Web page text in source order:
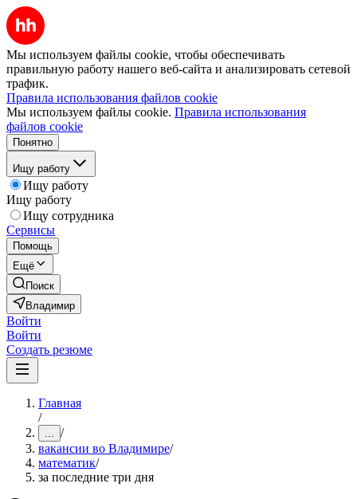
Мы используем файлы cookie, чтобы обеспечивать
правильную работу нашего веб-сайта и анализировать сетевой
трафик.
Правила использования файлов cookie
Мы используем файлы cookie. Правила использования
файлов cookie
Понятно
Ищу работу
Ищу работу
Ищу работу
Ищу сотрудника
Сервисы
Помощь
Ещё
Поиск
Владимир
Войти
Войти
Создать резюме
Главная
/
... /
вакансии во Владимире/
математик/
за последние три дня